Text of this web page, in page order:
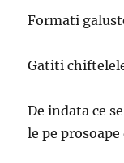
Formati
Gatiti
De indata ce
le pe